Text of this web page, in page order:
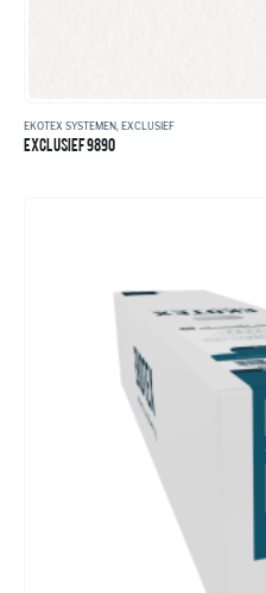
EKOTEX SYSTEMEN, EXCLUSIEF
EXCLUSIEF 9890